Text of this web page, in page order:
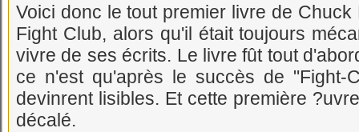
Voici donc le tout premier livre de
Fight Club, alors qu'il était toujours
vivre de ses écrits. Le livre fût tout
ce n'est qu'après le succès de "Fight-
devinrent lisibles. Et cette première
décalé.